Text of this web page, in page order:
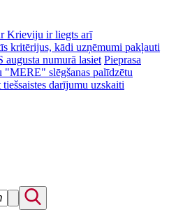
Krieviju ir liegts arī
kritērijus, kādi uzņēmumi pakļauti
numurā lasiet Pieprasa
"MERE" slēgšanas palīdzētu
darījumu uzskaiti